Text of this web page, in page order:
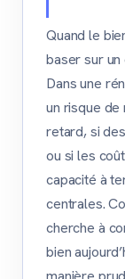
Quand le
baser sur
Dans une
un risque de
retard, si
ou si les
capacité à
centrales.
cherche à
bien